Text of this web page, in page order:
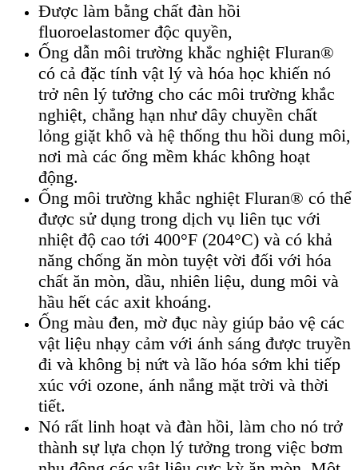
Được làm bằng chất đàn hồi
fluoroelastomer độc quyền,
Ống dẫn môi trường khắc nghiệt Fluran®
có cả đặc tính vật lý và hóa học khiến nó
trở nên lý tưởng cho các môi trường khắc
nghiệt, chẳng hạn như dây chuyền chất
lỏng giặt khô và hệ thống thu hồi dung môi,
nơi mà các ống mềm khác không hoạt
động.
Ống môi trường khắc nghiệt Fluran® có thể
được sử dụng trong dịch vụ liên tục với
nhiệt độ cao tới 400°F (204°C) và có khả
năng chống ăn mòn tuyệt vời đối với hóa
chất ăn mòn, dầu, nhiên liệu, dung môi và
hầu hết các axit khoáng.
Ống màu đen, mờ đục này giúp bảo vệ các
vật liệu nhạy cảm với ánh sáng được truyền
đi và không bị nứt và lão hóa sớm khi tiếp
xúc với ozone, ánh nắng mặt trời và thời
tiết.
Nó rất linh hoạt và đàn hồi, làm cho nó trở
thành sự lựa chọn lý tưởng trong việc bơm